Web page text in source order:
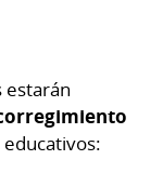
estarán